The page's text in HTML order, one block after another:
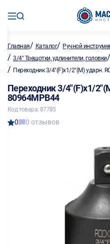
Главная/ Каталог/ Ручной
/ 3/4" Трещотки, удлинители, головки/
/ Переходник 3/4"(F)х1/2"(M) ударн.
Переходник 3/4"(F)х1/
80964MPB44
Код товара: 87785
0 0 отзывов